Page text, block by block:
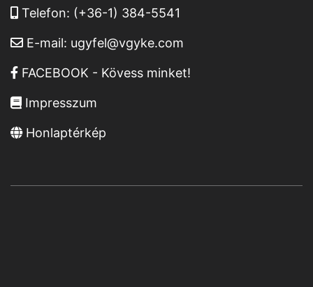
Telefon: (+36-1) 384-5541
E-mail: ugyfel@vgyke.com
FACEBOOK - Kövess minket!
Impresszum
Honlaptérkép